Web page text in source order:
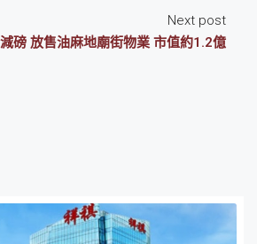
Next post
磅 放售油麻地廟街物業 市值約1.2億